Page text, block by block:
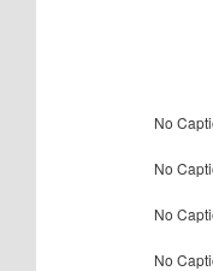
No
No
No
No